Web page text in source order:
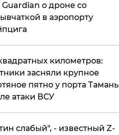
Guardian о дроне со
в аэропорту
километров:
засняли крупное
пятно у порта Тамань
атаки ВСУ
слабый", - известный Z-